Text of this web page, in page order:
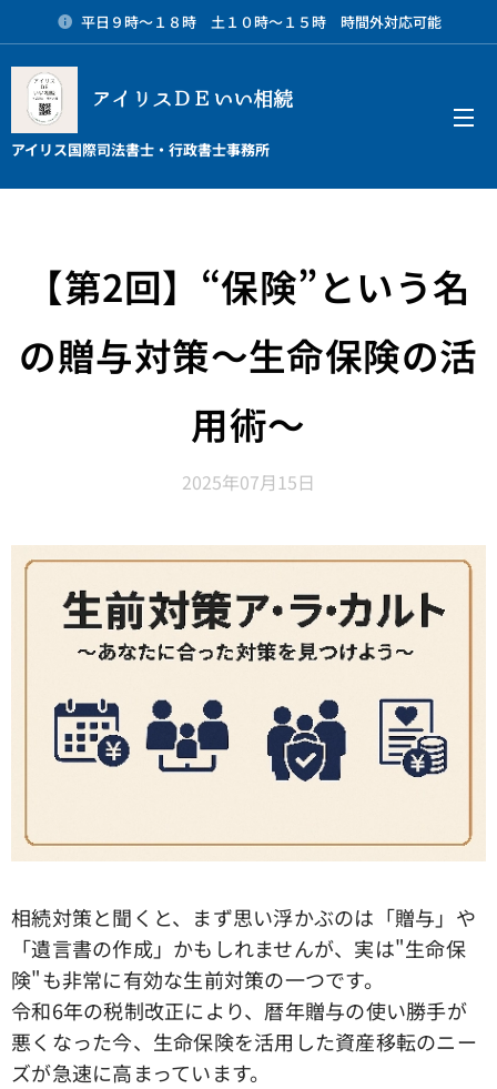
平日９時～１８時 土１０時～１５時 時間外対応可能
アイリスＤＥいい相続
アイリス国際司法書士・行政書士事務所
【第2回】“保険”という名
の贈与対策～生命保険の活
用術～
2025年07月15日
相続対策と聞くと、まず思い浮かぶのは「贈与」や
「遺言書の作成」かもしれませんが、実は"生命保
険"も非常に有効な生前対策の一つです。
令和6年の税制改正により、暦年贈与の使い勝手が
悪くなった今、生命保険を活用した資産移転のニー
ズが急速に高まっています。